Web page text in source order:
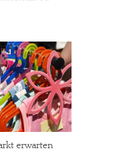
erwarten